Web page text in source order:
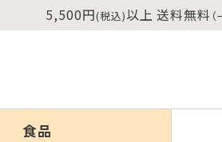
5,500円(税込)以上 送料無料
食品